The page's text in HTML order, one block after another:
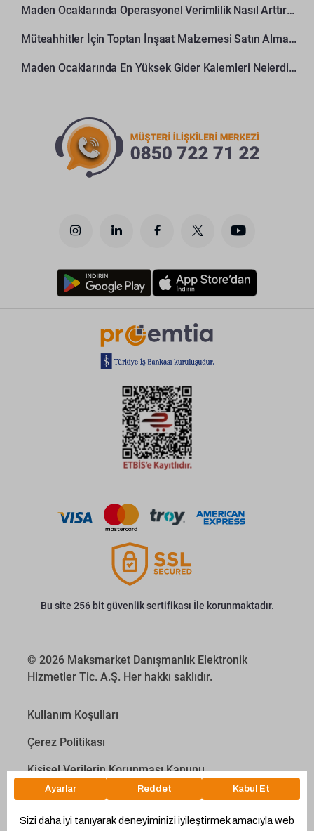
Maden Ocaklarında Operasyonel Verimlilik Nasıl Arttırılır?
Müteahhitler İçin Toptan İnşaat Malzemesi Satın Alma Rehberi
Maden Ocaklarında En Yüksek Gider Kalemleri Nelerdir?
Bu site 256 bit güvenlik sertifikası İle korunmaktadır.
© 2026 Maksmarket Danışmanlık Elektronik
Hizmetler Tic. A.Ş. Her hakkı saklıdır.
Kullanım Koşulları
Çerez Politikası
Kişisel Verilerin Korunması Kanunu
İletişim Aydınlatma Metni
Proyakıt